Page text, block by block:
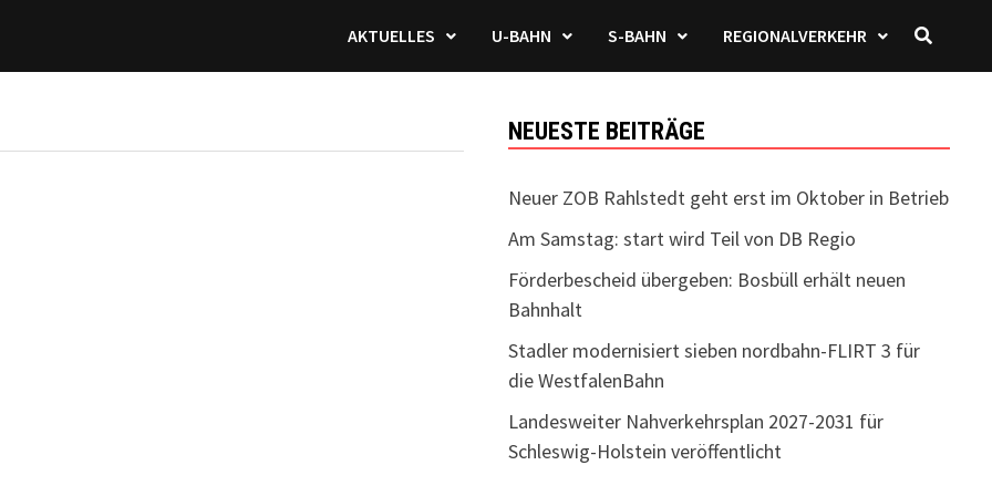
AKTUELLES U-BAHN S-BAHN REGIONALVERKEHR
NEUESTE BEITRÄGE
Neuer ZOB Rahlstedt geht erst im Oktober in Betrieb
Am Samstag: start wird Teil von DB Regio
Förderbescheid übergeben: Bosbüll erhält neuen
Bahnhalt
Stadler modernisiert sieben nordbahn-FLIRT 3 für
die WestfalenBahn
Landesweiter Nahverkehrsplan 2027-2031 für
Schleswig-Holstein veröffentlicht